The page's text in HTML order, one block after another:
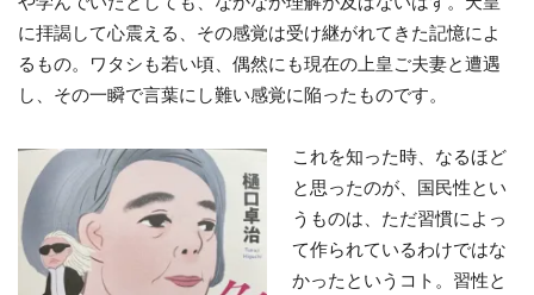
に拝謁して心震える、その感覚は受け継がれてきた記憶によ
るもの。ワタシも若い頃、偶然にも現在の上皇ご夫妻と遭遇
し、その一瞬で言葉にし難い感覚に陥ったものです。
これを知った時、なるほど
と思ったのが、国民性とい
うものは、ただ習慣によっ
て作られているわけではな
かったというコト。習性と